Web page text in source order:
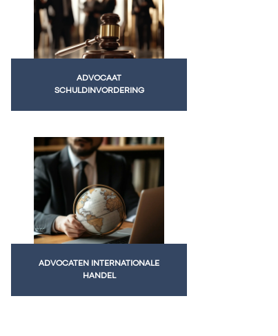
ADVOCAAT
SCHULDINVORDERING
ADVOCATEN INTERNATIONALE
HANDEL